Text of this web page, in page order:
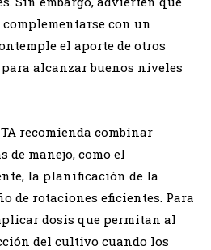
complementarse con un
el aporte de otros
alcanzar buenos niveles
recomienda combinar
manejo, como el
la planificación de la
de rotaciones eficientes. Para
dosis que permitan al
del cultivo cuando los